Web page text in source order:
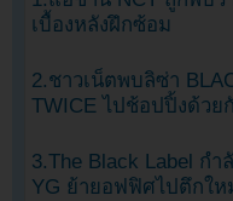
เบื้องหลังฝึกซ้อม
2.ชาวเน็ตพบลิซ่า
TWICE ไปช้อปปิ้งด้วย
3.The Black Label กำ
YG ย้ายอฟฟิศไปตึกใ